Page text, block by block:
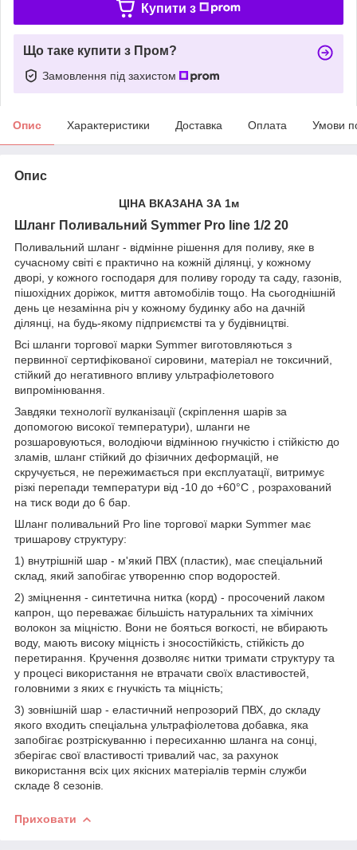
Купити з
Що таке купити з Пром?
Замовлення під захистом
Опис Характеристики Доставка Оплата Умови
Опис
ЦІНА ВКАЗАНА ЗА 1м
Шланг Поливальний Symmer Pro line 1/2 20
Поливальний шланг - відмінне рішення для поливу, яке в
сучасному світі є практично на кожній ділянці, у кожному
дворі, у кожного господаря для поливу городу та саду, газонів,
пішохідних доріжок, миття автомобілів тощо. На сьогоднішній
день це незамінна річ у кожному будинку або на дачній
ділянці, на будь-якому підприємстві та у будівництві.
Всі шланги торгової марки Symmer виготовляються з
первинної сертифікованої сировини, матеріал не токсичний,
стійкий до негативного впливу ультрафіолетового
випромінювання.
Завдяки технології вулканізації (скріплення шарів за
допомогою високої температури), шланги не
розшаровуються, володіючи відмінною гнучкістю і стійкістю до
зламів, шланг стійкий до фізичних деформацій, не
скручується, не пережимається при експлуатації, витримує
різкі перепади температури від -10 до +60°С , розрахований
на тиск води до 6 бар.
Шланг поливальний Pro line торгової марки Symmer має
тришарову структуру:
1) внутрішній шар - м'який ПВХ (пластик), має спеціальний
склад, який запобігає утворенню спор водоростей.
2) зміцнення - синтетична нитка (корд) - просочений лаком
капрон, що переважає більшість натуральних та хімічних
волокон за міцністю. Вони не бояться вогкості, не вбирають
воду, мають високу міцність і зносостійкість, стійкість до
перетирання. Кручення дозволяє нитки тримати структуру та
у процесі використання не втрачати своїх властивостей,
головними з яких є гнучкість та міцність;
3) зовнішній шар - еластичний непрозорий ПВХ, до складу
якого входить спеціальна ультрафіолетова добавка, яка
запобігає розтріскуванню і пересиханню шланга на сонці,
зберігає свої властивості тривалий час, за рахунок
використання всіх цих якісних матеріалів термін служби
складе 8 сезонів.
Приховати